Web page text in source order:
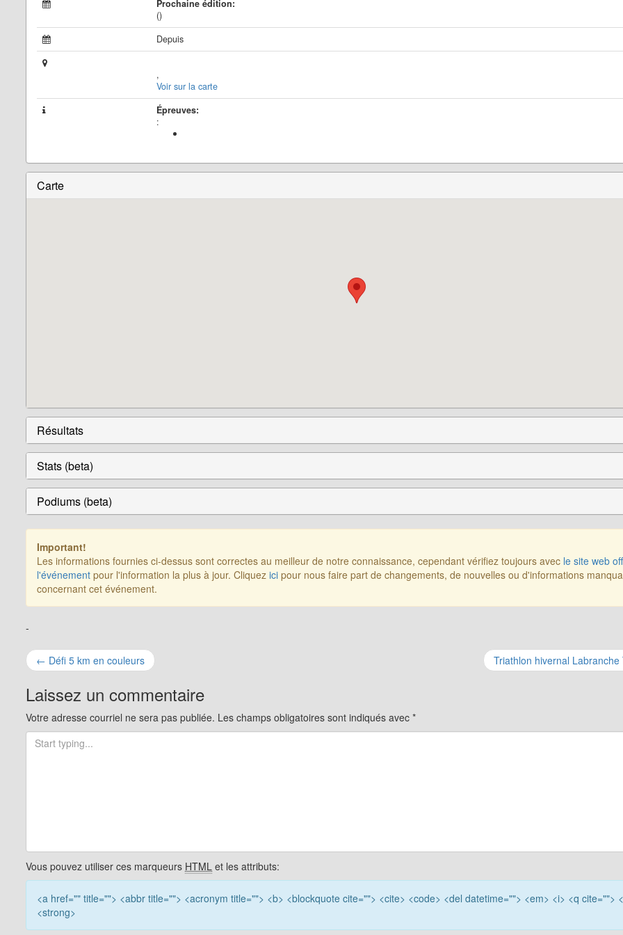
Prochaine édition:
()
Depuis
,
Voir sur la carte
Épreuves:
:
Carte
Résultats
Stats (beta)
Podiums (beta)
Important!
Les informations fournies ci-dessus sont correctes au meilleur de notre connaissance, cependant vérifiez toujours avec le site web
l'événement pour l'information la plus à jour. Cliquez ici pour nous faire part de changements, de nouvelles ou d'informations
concernant cet événement.
-
Navigation
pour
les
articles
← Défi 5 km en couleurs Triathlon hivernal Labranche
Laissez un commentaire
Votre adresse courriel ne sera pas publiée. Les champs obligatoires sont indiqués avec *
Vous pouvez utiliser ces marqueurs HTML et les attributs:
<a href="" title=""> <abbr title=""> <acronym title=""> <b> <blockquote cite=""> <cite> <code> <del datetime=""> <em> <i> <q cite="">
<strong>